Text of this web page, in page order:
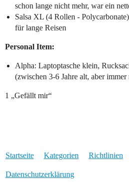
schon lange nicht mehr, war ein
Salsa XL (4 Rollen -
für lange Reisen
Personal Item:
Alpha: Laptoptasche klein,
(zwischen 3-6 Jahre alt, aber
1 „Gefällt mir“
Startseite Kategorien Richtlinien
Datenschutzerklärung